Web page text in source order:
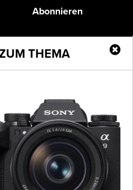
THEMA
Abonnieren
PF Publishing GmbH
GmbH. All rights